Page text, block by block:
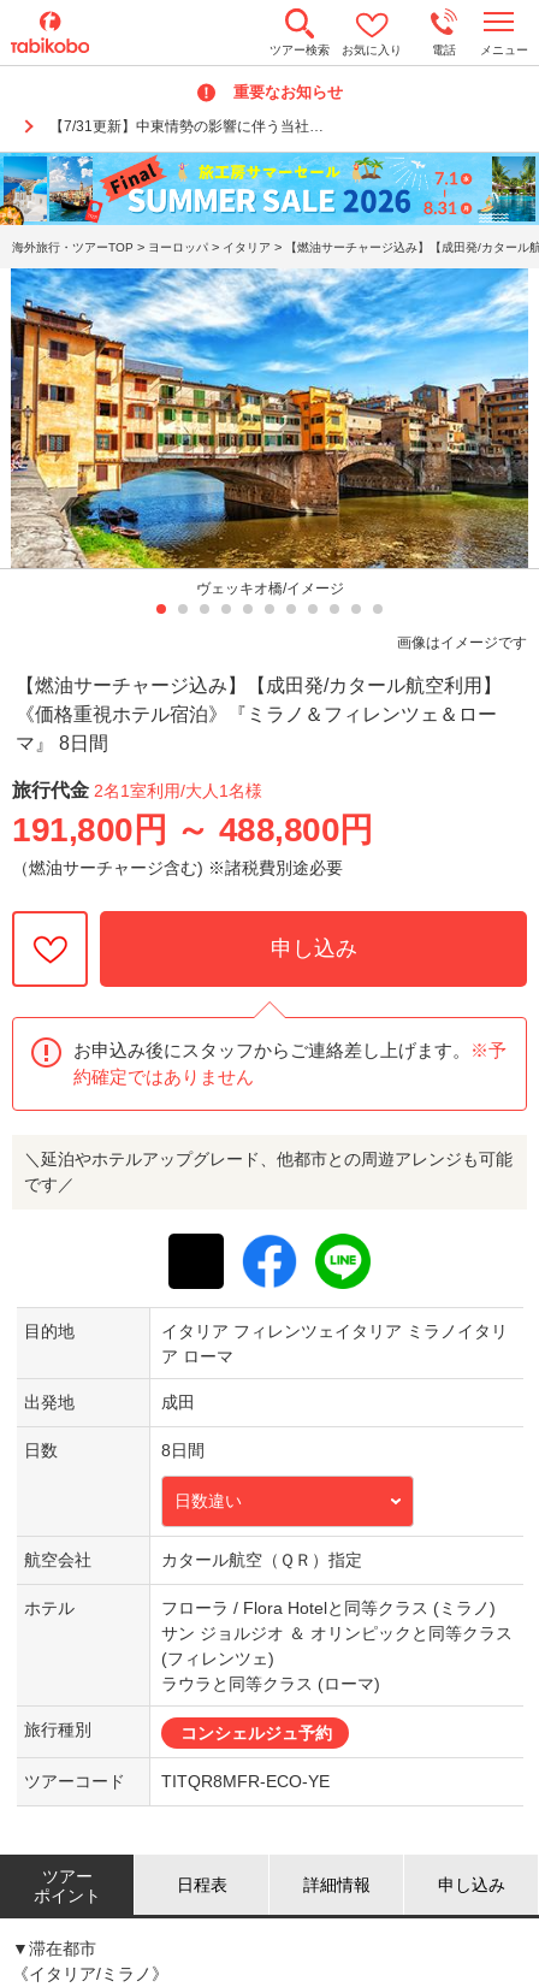
ツアー検索 お気に入り 電話 メニュー
重要なお知らせ
【7/31更新】中東情勢の影響に伴う当社…
o
n
a
v
i
g
a
t
i
o
n
海外旅行・ツアーTOP > ヨーロッパ > イタリア > 【燃油サーチャージ込み】【成田発/カター
ヴェッキオ橋/イメージ
画像はイメージです
【燃油サーチャージ込み】【成田発/カタール航空利用】
《価格重視ホテル宿泊》『ミラノ＆フィレンツェ＆ロー
マ』 8日間
旅行代金 2名1室利用/大人1名様
191,800円 ～ 488,800円
（燃油サーチャージ含む) ※諸税費別途必要
申し込み
お申込み後にスタッフからご連絡差し上げます。
※予
約確定ではありません
＼延泊やホテルアップグレード、他都市との周遊アレンジも可能
です／
目的地
イタリア フィレンツェイタリア ミラノイタリ
ア ローマ
出発地 成田
日数 8日間
日数違い
航空会社 カタール航空（ＱＲ）指定
ホテル
フローラ / Flora Hotelと同等クラス (ミラノ)
サン ジョルジオ ＆ オリンピックと同等クラス
(フィレンツェ)
ラウラと同等クラス (ローマ)
旅行種別 コンシェルジュ予約
ツアーコード TITQR8MFR-ECO-YE
ツアー
ポイント
日程表 詳細情報 申し込み
▼滞在都市
《イタリア/ミラノ》